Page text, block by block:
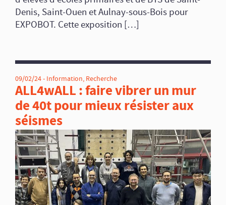
Denis, Saint-Ouen et Aulnay-sous-Bois pour
EXPOBOT. Cette exposition […]
09/02/24 - Information, Recherche
ALL4wALL : faire vibrer un mur
de 40t pour mieux résister aux
séismes